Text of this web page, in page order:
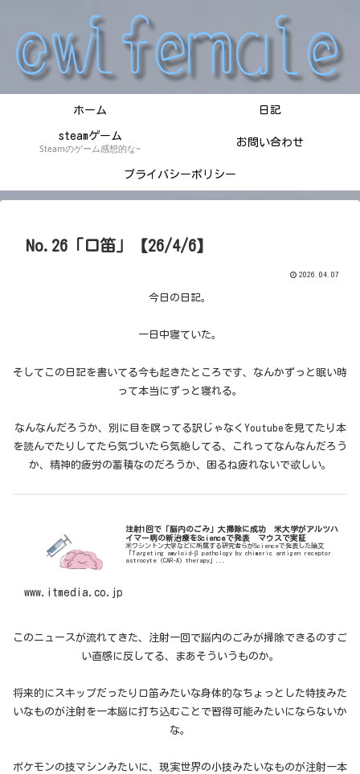
ホーム 日記
steamゲーム
Steamのゲーム感想的な~
お問い合わせ
プライバシーポリシー
No.26「口笛」【26/4/6】
2026.04.07
今日の日記。
一日中寝ていた。
そしてこの日記を書いてる今も起きたところです、なんかずっと眠い時
って本当にずっと寝れる。
なんなんだろうか、別に目を瞑ってる訳じゃなくYoutubeを見てたり本
を読んでたりしてたら気づいたら気絶してる、これってなんなんだろう
か、精神的疲労の蓄積なのだろうか、困るね疲れないで欲しい。
注射1回で「脳内のごみ」大掃除に成功 米大学がアルツハ
イマー病の新治療をScienceで発表 マウスで実証
米ワシントン大学などに所属する研究者らがScienceで発表した論文
「Targeting amyloid-β pathology by chimeric antigen receptor
astrocyte (CAR-A) therapy」...
www.itmedia.co.jp
このニュースが流れてきた、注射一回で脳内のごみが掃除できるのすご
い直感に反してる、まあそういうものか。
将来的にスキップだったり口笛みたいな身体的なちょっとした特技みた
いなものが注射を一本脳に打ち込むことで習得可能みたいにならないか
な。
ポケモンの技マシンみたいに、現実世界の小技みたいなものが注射一本